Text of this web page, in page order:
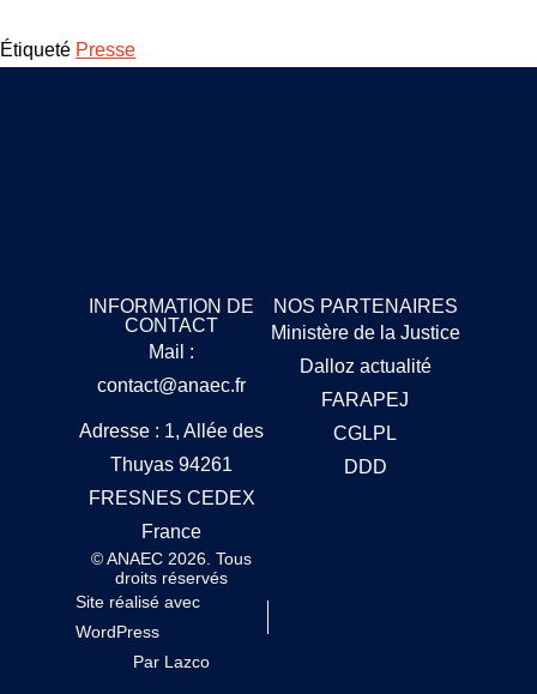
Étiqueté Presse
INFORMATION DE
CONTACT
Mail :
contact@anaec.fr
Adresse : 1, Allée des
Thuyas 94261
FRESNES CEDEX
France
© ANAEC 2026. Tous
droits réservés
Site réalisé avec
WordPress
Par Lazco
NOS PARTENAIRES
Ministère de la Justice
Dalloz actualité
FARAPEJ
CGLPL
DDD